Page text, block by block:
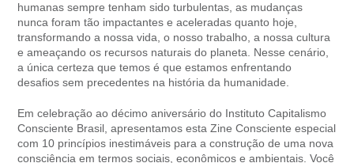
humanas sempre tenham sido turbulentas, as mudanças
nunca foram tão impactantes e aceleradas quanto hoje,
transformando a nossa vida, o nosso trabalho, a nossa cultura
e ameaçando os recursos naturais do planeta. Nesse cenário,
a única certeza que temos é que estamos enfrentando
desafios sem precedentes na história da humanidade.
Em celebração ao décimo aniversário do Instituto Capitalismo
Consciente Brasil, apresentamos esta Zine Consciente especial
com 10 princípios inestimáveis para a construção de uma nova
consciência em termos sociais, econômicos e ambientais. Você